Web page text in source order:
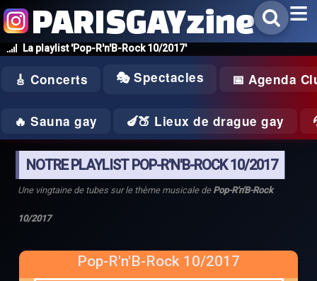
La playlist 'Pop-R'n'B-Rock 10/2017'
PARISGAYzine
🎸 Concerts 🎭 Spectacles 📅 Agenda
🔥 Sauna gay 🍆🍑 Lieux de drague gay
NOTRE PLAYLIST POP-R'N'B-ROCK 10/2017
Une vingtaine de tubes sur le thème musicale de Pop-R'n'B-Rock
10/2017
Pop-R'n'B-Rock 10/2017